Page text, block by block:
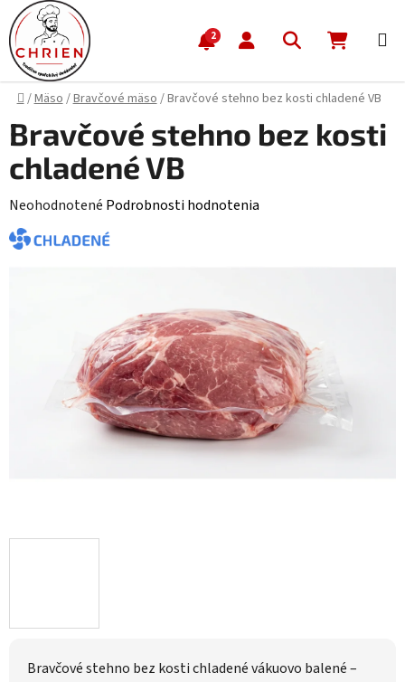
Prejsť na obsah
2 Hľadať
Domov
/Mäso/Bravčové mäso/Bravčové stehno bez kosti chladené VB
Bravčové stehno bez kosti chladené vákuovo balené –
Bravčové stehno bez kosti
chladené VB
Priemerné hodnotenie produktu je 0,0 z 5 hviezdičiek.
Neohodnotené Podrobnosti hodnotenia
CHLADENÉ